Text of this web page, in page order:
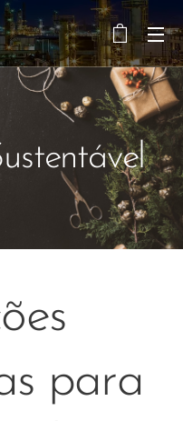
para